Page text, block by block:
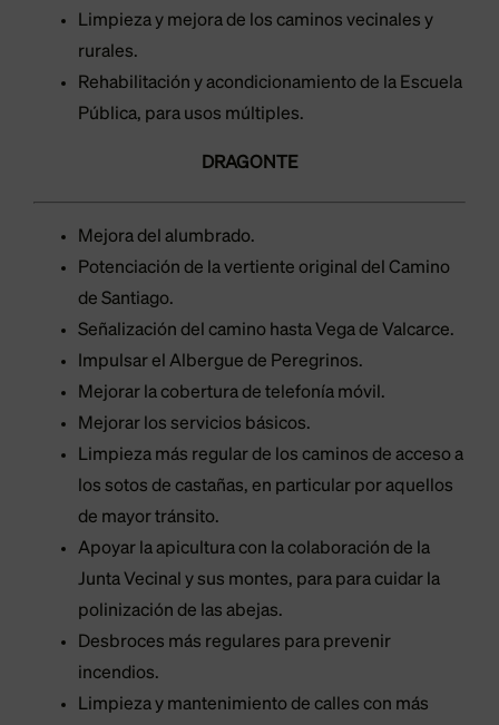
Limpieza y mejora de los caminos vecinales y
rurales.
Rehabilitación y acondicionamiento de la Escuela
Pública, para usos múltiples.
DRAGONTE
Mejora del alumbrado.
Potenciación de la vertiente original del Camino
de Santiago.
Señalización del camino hasta Vega de Valcarce.
Impulsar el Albergue de Peregrinos.
Mejorar la cobertura de telefonía móvil.
Mejorar los servicios básicos.
Limpieza más regular de los caminos de acceso a
los sotos de castañas, en particular por aquellos
de mayor tránsito.
Apoyar la apicultura con la colaboración de la
Junta Vecinal y sus montes, para para cuidar la
polinización de las abejas.
Desbroces más regulares para prevenir
incendios.
Limpieza y mantenimiento de calles con más